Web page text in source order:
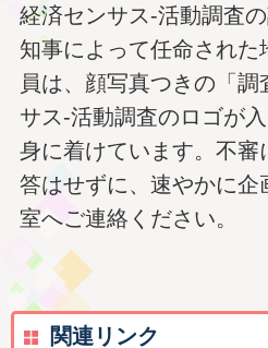
経済センサス‐活動調査
知事によって任命され
員は、顔写真つきの「
サス‐活動調査のロゴが
身に着けています。不審
答はせずに、速やかに企
室へご連絡ください。
関連リンク